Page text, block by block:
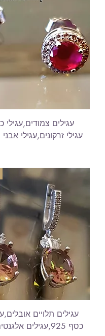
עגילים
עגילי זרקונים,עגילי אבני
עגילים תלויים
כסף 925,עגילים